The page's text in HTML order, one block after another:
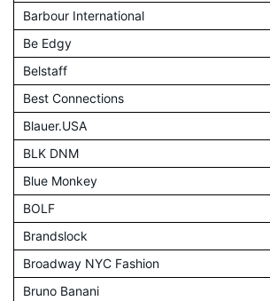
Barbour International
Be Edgy
Belstaff
Best Connections
Blauer.USA
BLK DNM
Blue Monkey
BOLF
Brandslock
Broadway NYC Fashion
Bruno Banani